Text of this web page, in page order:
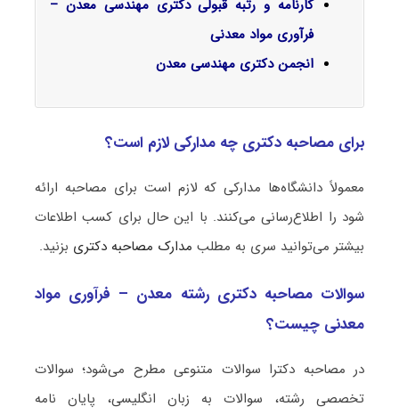
کارنامه و رتبه قبولی دکتری مهندسی معدن –
فرآوری مواد معدنی
انجمن دکتری مهندسی معدن
برای مصاحبه دکتری چه مدارکی لازم است؟
معمولاً دانشگاه‌ها مدارکی که لازم است برای مصاحبه ارائه
شود را اطلاع‌رسانی می‌کنند. با این حال برای کسب اطلاعات
بیشتر می‌توانید سری به مطلب مدارک مصاحبه دکتری بزنید.
سوالات مصاحبه دکتری رشته معدن – فرآوری مواد
معدنی چیست؟
در مصاحبه دکترا سوالات متنوعی مطرح می‌شود؛ سوالات
تخصصی رشته، سوالات به زبان انگلیسی، پایان نامه